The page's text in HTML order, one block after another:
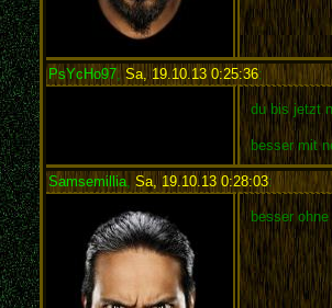
PsYcHo97, Sa, 19.10.13 0:25:36:
du bis jetzt
besser mit
Samsemillia, Sa, 19.10.13 0:28:03:
besser